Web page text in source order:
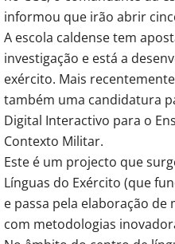
informou que irão abrir
A escola caldense tem
investigação e está a
exército. Mais
também uma candidatura
Digital Interactivo para o
Contexto Militar.
Este é um projecto que
Línguas do Exército (que
e passa pela elaboração
com metodologias